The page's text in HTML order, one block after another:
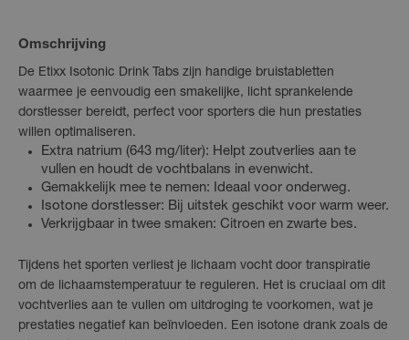
Omschrijving
De Etixx Isotonic Drink Tabs zijn handige bruistabletten
waarmee je eenvoudig een smakelijke, licht sprankelende
dorstlesser bereidt, perfect voor sporters die hun prestaties
willen optimaliseren.
Extra natrium (643 mg/liter): Helpt zoutverlies aan te
vullen en houdt de vochtbalans in evenwicht.
Gemakkelijk mee te nemen: Ideaal voor onderweg.
Isotone dorstlesser: Bij uitstek geschikt voor warm weer.
Verkrijgbaar in twee smaken: Citroen en zwarte bes.
Tijdens het sporten verliest je lichaam vocht door transpiratie
om de lichaamstemperatuur te reguleren. Het is cruciaal om dit
vochtverlies aan te vullen om uitdroging te voorkomen, wat je
prestaties negatief kan beïnvloeden. Een isotone drank zoals de